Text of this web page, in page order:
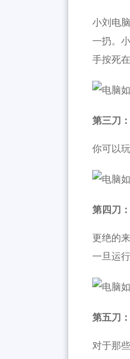
小刘电
一扔。
手按死
第三刀
你可以
第四刀
更绝的
一旦运
第五刀
对于那